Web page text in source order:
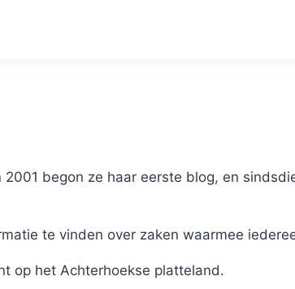
begon ze haar eerste blog, en
te vinden over zaken waarmee
op het Achterhoekse platteland.